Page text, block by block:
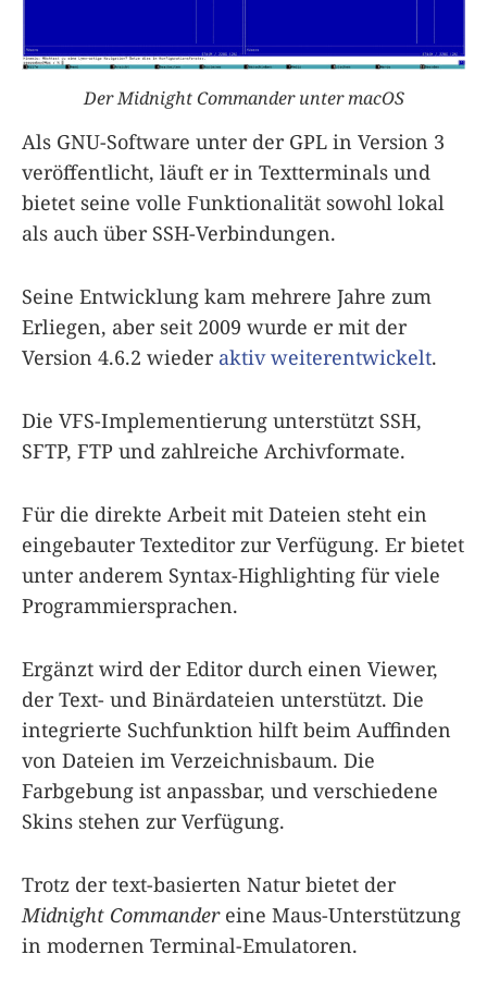
Der Midnight Commander unter macOS
Als GNU-Software unter der GPL in Version 3
veröffentlicht, läuft er in Textterminals und
bietet seine volle Funktionalität sowohl lokal
als auch über SSH-Verbindungen.
Seine Entwicklung kam mehrere Jahre zum
Erliegen, aber seit 2009 wurde er mit der
Version 4.6.2 wieder aktiv weiterentwickelt.
Die VFS-Implementierung unterstützt SSH,
SFTP, FTP und zahlreiche Archivformate.
Für die direkte Arbeit mit Dateien steht ein
eingebauter Texteditor zur Verfügung. Er bietet
unter anderem Syntax-Highlighting für viele
Programmiersprachen.
Ergänzt wird der Editor durch einen Viewer,
der Text- und Binärdateien unterstützt. Die
integrierte Suchfunktion hilft beim Auffinden
von Dateien im Verzeichnisbaum. Die
Farbgebung ist anpassbar, und verschiedene
Skins stehen zur Verfügung.
Trotz der text-basierten Natur bietet der
Midnight Commandereine Maus-Unterstützung
in modernen Terminal-Emulatoren.